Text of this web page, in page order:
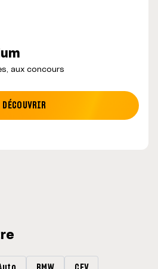
aux concours
DÉCOUVRIR